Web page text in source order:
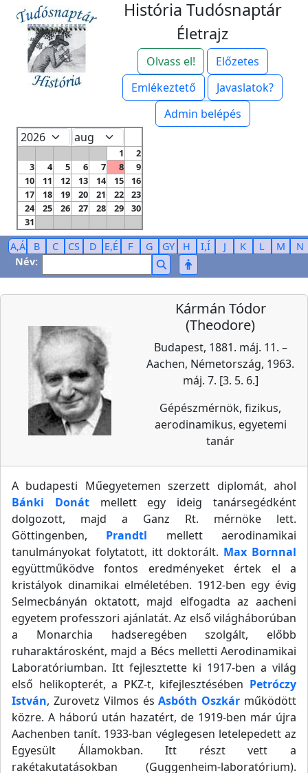
História Tudósnaptár
Életrajz
Olvass el!
Előzetes
Emlékeztető
Javaslatok?
Admin belépés
1
2
3
4 5 6 7 8
9
10
11 12 13 14 15
16
17
18 19 20 21 22
23
24
25 26 27 28 29
30
31
A,Á B C CS D E,É F G GY H I,Í J K L M
N
Név:
Kármán Tódor
(Theodore)
Budapest, 1881. máj. 11. –
Aachen, Németország, 1963.
máj. 7. [3. 5. 6.]
Gépészmérnök, fizikus,
aerodinamikus, egyetemi
tanár
A budapesti Műegyetemen szerzett diplomát, ahol
Bánki Donátmellett egy ideig tanársegédként
dolgozott, majd a Ganz Rt. mérnöke lett.
Göttingenben, Prandtl mellett aerodinamikai
tanulmányokat folytatott, itt doktorált. Max Bornnal
együttműködve fontos eredményeket értek el a
kristályok dinamikai elméletében. 1912-ben egy évig
Selmecbányán oktatott, majd elfogadta az aacheni
egyetem professzori ajánlatát. Az első világháborúban
a Monarchia hadseregében szolgált, előbb
ruharaktárosként, majd a Bécs melletti Aerodinamikai
Laboratóriumban. Itt fejlesztette ki 1917-ben a világ
első helikopterét, a PKZ-t, kifejlesztésében Petróczy
István, Zurovetz Vilmos ésAsbóth Oszkár működött
közre. A háború után hazatért, de 1919-ben már újra
Aachenben tanít. 1933-ban véglegesen letelepedett az
Egyesült Államokban. Itt részt vett a
rakétakutatásokban (Guggenheim-laboratórium).